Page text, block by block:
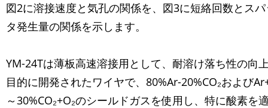
図2に溶接速度と気孔の関係を、図3に短絡回数とス
タ発生量の関係を示します。
YM-24Tは薄板高速溶接用として、耐溶け落ち性の向
目的に開発されたワイヤで、80%Ar-20%CO₂および
～30%CO₂+O₂のシールドガスを使用し、特に酸素を